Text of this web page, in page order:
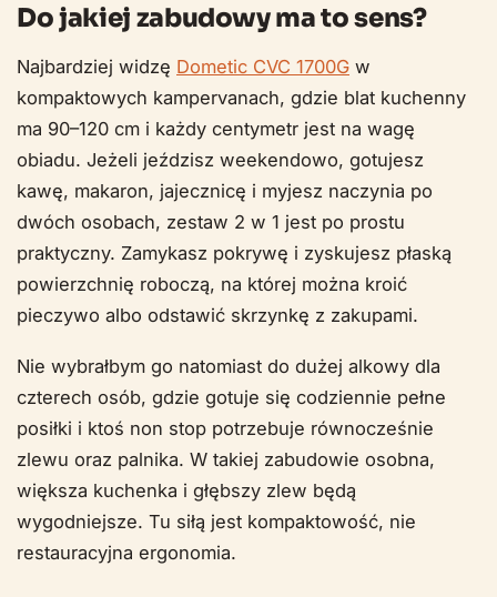
Do jakiej zabudowy ma to sens?
Najbardziej widzę Dometic CVC 1700G w
kompaktowych kampervanach, gdzie blat kuchenny
ma 90–120 cm i każdy centymetr jest na wagę
obiadu. Jeżeli jeździsz weekendowo, gotujesz
kawę, makaron, jajecznicę i myjesz naczynia po
dwóch osobach, zestaw 2 w 1 jest po prostu
praktyczny. Zamykasz pokrywę i zyskujesz płaską
powierzchnię roboczą, na której można kroić
pieczywo albo odstawić skrzynkę z zakupami.
Nie wybrałbym go natomiast do dużej alkowy dla
czterech osób, gdzie gotuje się codziennie pełne
posiłki i ktoś non stop potrzebuje równocześnie
zlewu oraz palnika. W takiej zabudowie osobna,
większa kuchenka i głębszy zlew będą
wygodniejsze. Tu siłą jest kompaktowość, nie
restauracyjna ergonomia.